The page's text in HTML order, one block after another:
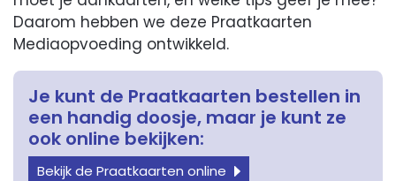
Daarom hebben we deze Praatkaarten
Mediaopvoeding ontwikkeld.
Je kunt de Praatkaarten bestellen in
een handig doosje, maar je kunt ze
ook online bekijken:
Bekijk de Praatkaarten online